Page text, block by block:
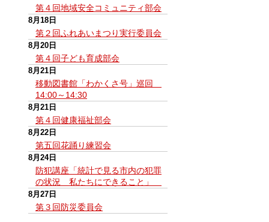
第４回地域安全コミュニティ部会
8月18日
第２回ふれあいまつり実行委員会
8月20日
第４回子ども育成部会
8月21日
移動図書館「わかくさ号」巡回
14:00～14:30
8月21日
第４回健康福祉部会
8月22日
第五回花踊り練習会
8月24日
防犯講座「統計で見る市内の犯罪
の状況 私たちにできること」
8月27日
第３回防災委員会